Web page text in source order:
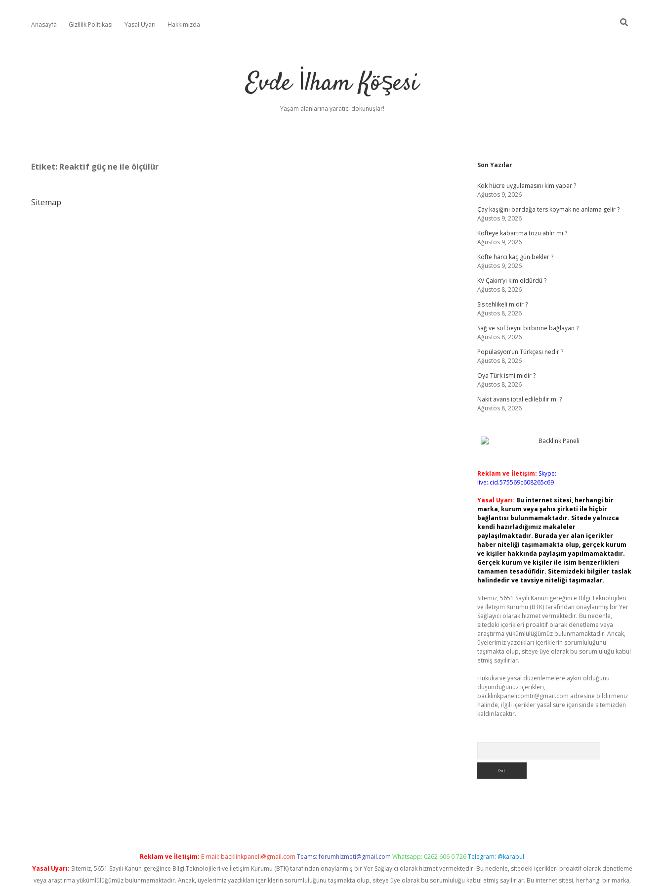
Anasayfa Gizlilik Politikası Yasal Uyarı Hakkımızda
Evde İlham Köşesi
Yaşam alanlarına yaratıcı dokunuşlar!
Etiket: Reaktif güç ne ile ölçülür
Sitemap
Sidebar
Son Yazılar
Kök hücre uygulamasını kim yapar ?
Ağustos 9, 2026
Çay kaşığını bardağa ters koymak ne anlama gelir ?
Ağustos 9, 2026
Köfteye kabartma tozu atılır mı ?
Ağustos 9, 2026
Köfte harcı kaç gün bekler ?
Ağustos 9, 2026
KV Çakırı’yı kim öldürdü ?
Ağustos 8, 2026
Sis tehlikeli midir ?
Ağustos 8, 2026
Sağ ve sol beyni birbirine bağlayan ?
Ağustos 8, 2026
Popülasyon’un Türkçesi nedir ?
Ağustos 8, 2026
Oya Türk ismi midir ?
Ağustos 8, 2026
Nakit avans iptal edilebilir mi ?
Ağustos 8, 2026
Reklam ve İletişim: Skype:
live:.cid.575569c608265c69
Yasal Uyarı: Bu internet sitesi, herhangi bir
marka, kurum veya şahıs şirketi ile hiçbir
bağlantısı bulunmamaktadır. Sitede yalnızca
kendi hazırladığımız makaleler
paylaşılmaktadır. Burada yer alan içerikler
haber niteliği taşımamakta olup, gerçek kurum
ve kişiler hakkında paylaşım yapılmamaktadır.
Gerçek kurum ve kişiler ile isim benzerlikleri
tamamen tesadüfidir. Sitemizdeki bilgiler taslak
halindedir ve tavsiye niteliği taşımazlar.
Sitemiz, 5651 Sayılı Kanun gereğince Bilgi Teknolojileri
ve İletişim Kurumu (BTK) tarafından onaylanmış bir Yer
Sağlayıcı olarak hizmet vermektedir. Bu nedenle,
sitedeki içerikleri proaktif olarak denetleme veya
araştırma yükümlülüğümüz bulunmamaktadır. Ancak,
üyelerimiz yazdıkları içeriklerin sorumluluğunu
taşımakta olup, siteye üye olarak bu sorumluluğu kabul
etmiş sayılırlar.
Hukuka ve yasal düzenlemelere aykırı olduğunu
düşündüğünüz içerikleri,
backlinkpanelicomtr@gmail.com adresine bildirmeniz
halinde, ilgili içerikler yasal süre içerisinde sitemizden
kaldırılacaktır.
Reklam ve İletişim: E-mail: backlinkpaneli@gmail.com Teams:forumhizmeti@gmail.com Whatsapp: 0262 606 0 726Telegram: @karabul
Yasal Uyarı: Sitemiz, 5651 Sayılı Kanun gereğince Bilgi Teknolojileri ve İletişim Kurumu (BTK) tarafından onaylanmış bir Yer Sağlayıcı olarak hizmet vermektedir. Bu nedenle, sitedeki içerikleri proaktif olarak denetleme
veya araştırma yükümlülüğümüz bulunmamaktadır. Ancak, üyelerimiz yazdıkları içeriklerin sorumluluğunu taşımakta olup, siteye üye olarak bu sorumluluğu kabul etmiş sayılırlar. Bu internet sitesi, herhangi bir marka,